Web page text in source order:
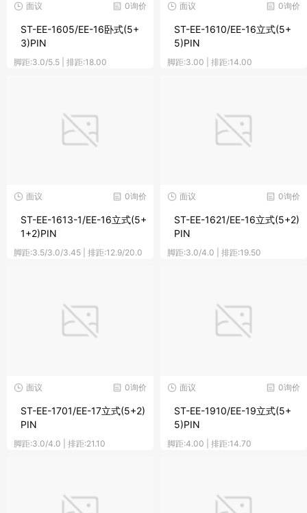
0询价
面议
ST-EE-1605/EE-16卧式(5+
3)PIN
脚距:3.0/5.5 | 排距:18.00
0询价
面议
ST-EE-1610/EE-16立式(5+
5)PIN
脚距:3.00 | 排距:14.00
0询价
面议
ST-EE-1613-1/EE-16立式(5+
1+2)PIN
脚距:3.5/3.0/3.45 | 排距:12.9/20.0
0询价
面议
ST-EE-1621/EE-16立式(5+2)
PIN
脚距:3.0/4.0 | 排距:19.50
0询价
面议
ST-EE-1701/EE-17立式(5+2)
PIN
脚距:3.0/4.0 | 排距:21.10
0询价
面议
ST-EE-1910/EE-19立式(5+
5)PIN
脚距:4.00 | 排距:14.70